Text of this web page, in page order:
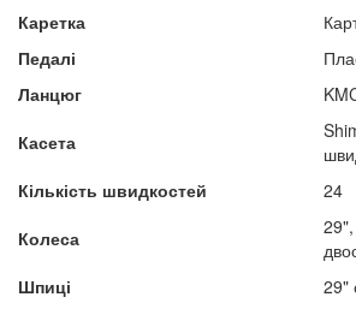
Каретка
Педалі
Ланцюг
Касета
Кількість швидкостей
24
Колеса
Шпиці
29"